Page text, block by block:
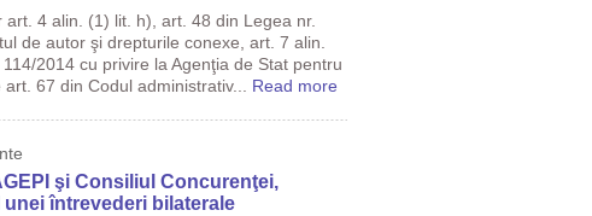
art. 4 alin. (1) lit. h), art. 48 din Legea nr.
de autor şi drepturile conexe, art. 7 alin.
2014 cu privire la Agenţia de Stat pentru
67 din Codul administrativ... Read more
şi Consiliul Concurenţei,
întrevederi bilaterale